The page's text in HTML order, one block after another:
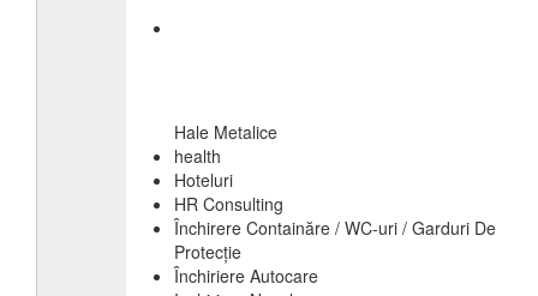
Hale Metalice
health
Hoteluri
HR Consulting
Închirere Containăre / WC-uri / Garduri De
Protecție
Închiriere Autocare